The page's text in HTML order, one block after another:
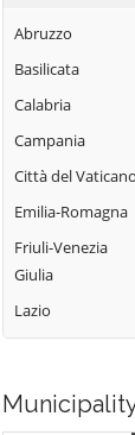
Abruzzo
Basilicata
Calabria
Campania
Città del Vaticano
Emilia-Romagna
Friuli-Venezia
Giulia
Lazio